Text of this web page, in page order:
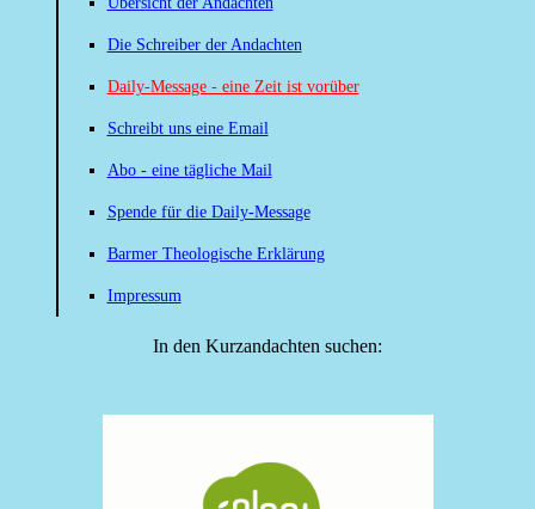
Die Schreiber der Andachten
Daily-Message - eine Zeit ist vorüber
Schreibt uns eine Email
Abo - eine tägliche Mail
Spende für die Daily-Message
Barmer Theologische Erklärung
Impressum
In den Kurzandachten suchen: